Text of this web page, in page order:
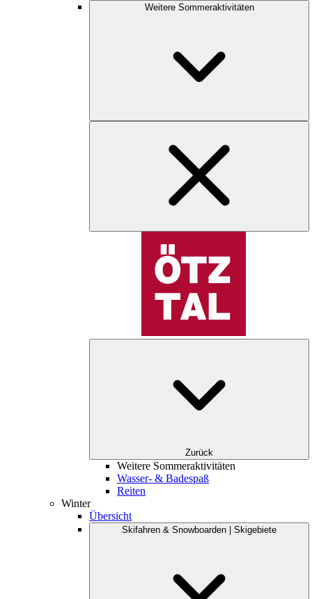
Weitere Sommeraktivitäten
Zurück
Weitere Sommeraktivitäten
Wasser- & Badespaß
Reiten
Winter
Übersicht
Skifahren & Snowboarden | Skigebiete